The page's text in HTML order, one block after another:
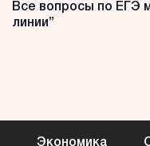
Все вопросы по ЕГЭ
линии”
Экономика